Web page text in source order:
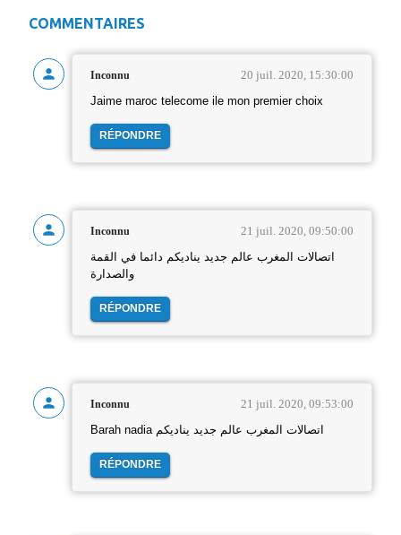
COMMENTAIRES
Inconnu 20 juil. 2020, 15:30:00
Jaime maroc telecome ile mon premier choix
RÉPONDRE
Inconnu 21 juil. 2020, 09:50:00
اتصالات المغرب عالم جديد يناديكم دائما في القمة
والصدارة
RÉPONDRE
Inconnu 21 juil. 2020, 09:53:00
Barah nadia اتصالات المغرب عالم جديد يناديكم
RÉPONDRE